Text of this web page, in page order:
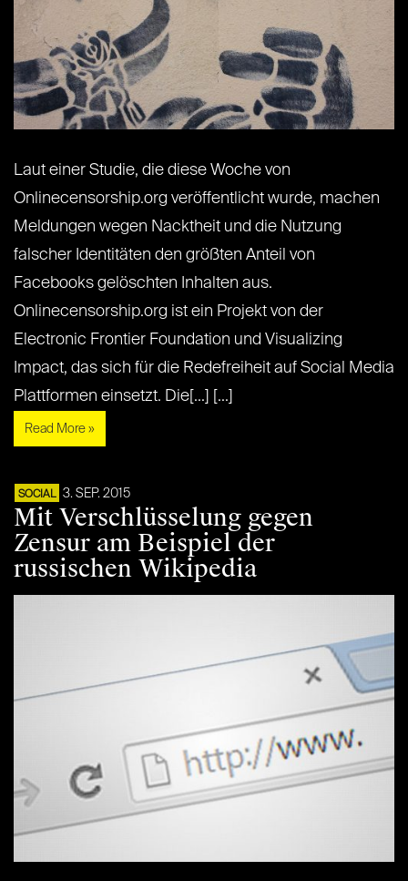
Laut einer Studie, die diese Woche von
Onlinecensorship.org veröffentlicht wurde, machen
Meldungen wegen Nacktheit und die Nutzung
falscher Identitäten den größten Anteil von
Facebooks gelöschten Inhalten aus.
Onlinecensorship.org ist ein Projekt von der
Electronic Frontier Foundation und Visualizing
Impact, das sich für die Redefreiheit auf Social Media
Plattformen einsetzt. Die[...] [...]
Read More »
SOCIAL 3. SEP. 2015
Mit Verschlüsselung gegen
Zensur am Beispiel der
russischen Wikipedia